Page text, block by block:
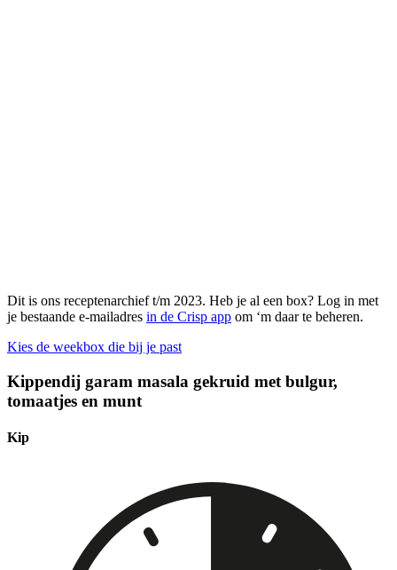
Dit is ons receptenarchief t/m 2023. Heb je al een box? Log in met
je bestaande e-mailadres in de Crisp app om ‘m daar te beheren.
Kies de weekbox die bij je past
Kippendij garam masala gekruid met bulgur,
tomaatjes en munt
Kip